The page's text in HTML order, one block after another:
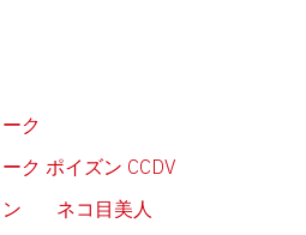
ク
ク ポイズン CCDV
ネコ目美人